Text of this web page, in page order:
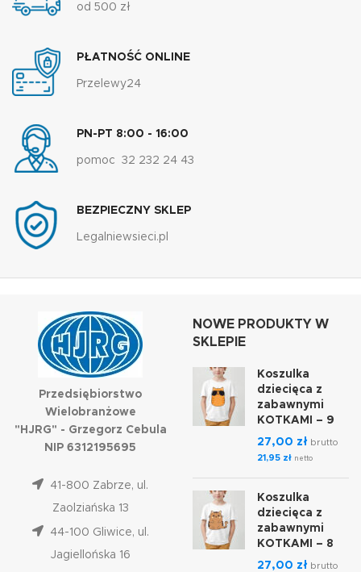
od 500 zł
PŁATNOŚĆ ONLINE
Przelewy24
PN-PT 8:00 - 16:00
pomoc 32 232 24 43
BEZPIECZNY SKLEP
Legalniewsieci.pl
Przedsiębiorstwo
Wielobranżowe
"HJRG" - Grzegorz Cebula
NIP 6312195695
41-800 Zabrze, ul.
Zaolziańska 13
44-100 Gliwice, ul.
Jagiellońska 16
NOWE PRODUKTY W
SKLEPIE
Koszulka
dziecięca z
zabawnymi
KOTKAMI – 9
27,00 zł brutto
21,95 zł netto
Koszulka
dziecięca z
zabawnymi
KOTKAMI – 8
27,00 zł brutto